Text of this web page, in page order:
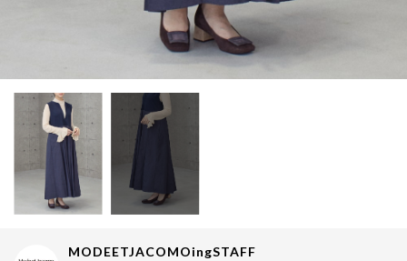
MODEETJACOMOingSTAFF